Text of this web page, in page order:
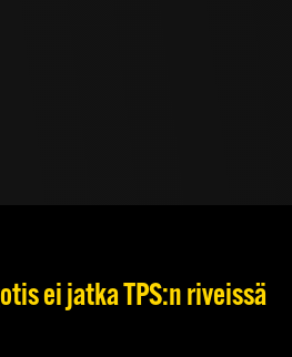
ei jatka TPS:n riveissä